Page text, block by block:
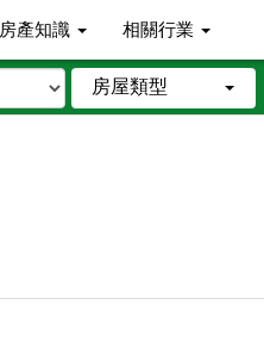
房產知識 相關行業
房屋類型